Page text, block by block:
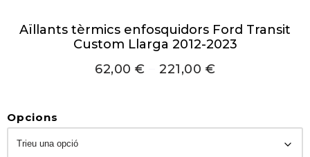
Aïllants tèrmics enfosquidors Ford Transit
Custom Llarga 2012-2023
62,00 € 221,00 €
Opcions